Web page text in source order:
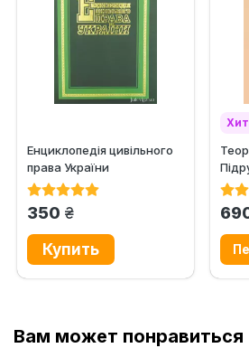
Енциклопедія цивільного
права України
350 грн.
Вам может понравиться